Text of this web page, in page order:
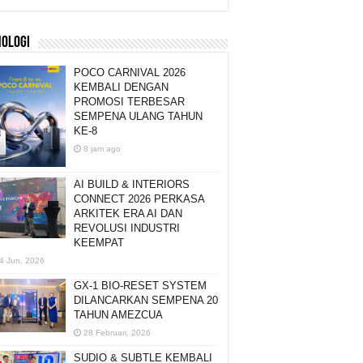
POCO CARNIVAL 2026
KEMBALI DENGAN
PROMOSI TERBESAR
SEMPENA ULANG TAHUN
KE-8
8 jam ago
AI BUILD & INTERIORS
CONNECT 2026 PERKASA
ARKITEK ERA AI DAN
REVOLUSI INDUSTRI
KEEMPAT
Jun, 2026
GX-1 BIO-RESET SYSTEM
DILANCARKAN SEMPENA 20
TAHUN AMEZCUA
28 Februari, 2026
SUDIO & SUBTLE KEMBALI